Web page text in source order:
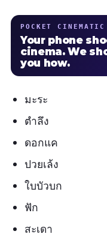
POCKET CINEMATIC
Your phone
cinema. We
you how.
มะระ
ตำลึง
ดอกแค
ปวยเล้ง
ใบบัวบก
ฟัก
สะเดา